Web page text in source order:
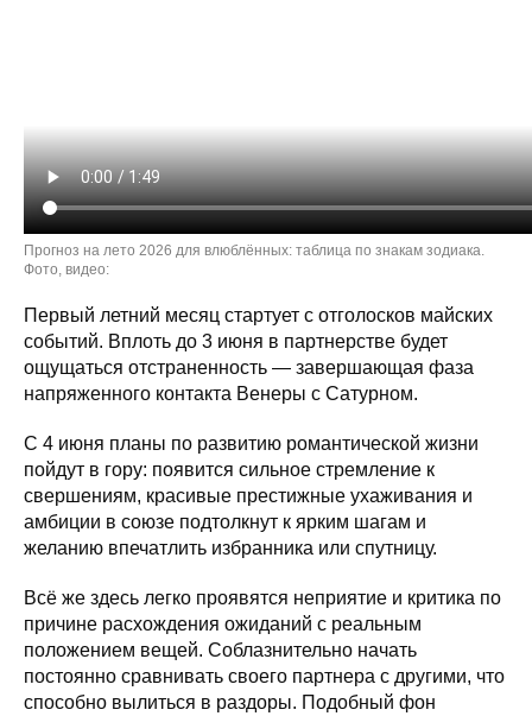
Прогноз на лето 2026 для влюблённых: таблица по знакам зодиака.
Фото, видео:
Первый летний месяц стартует с отголосков майских
событий. Вплоть до 3 июня в партнерстве будет
ощущаться отстраненность — завершающая фаза
напряженного контакта Венеры с Сатурном.
С 4 июня планы по развитию романтической жизни
пойдут в гору: появится сильное стремление к
свершениям, красивые престижные ухаживания и
амбиции в союзе подтолкнут к ярким шагам и
желанию впечатлить избранника или спутницу.
Всё же здесь легко проявятся неприятие и критика по
причине расхождения ожиданий с реальным
положением вещей. Соблазнительно начать
постоянно сравнивать своего партнера с другими, что
способно вылиться в раздоры. Подобный фон